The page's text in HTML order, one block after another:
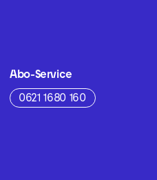
Abo-Service
0621 1680 160